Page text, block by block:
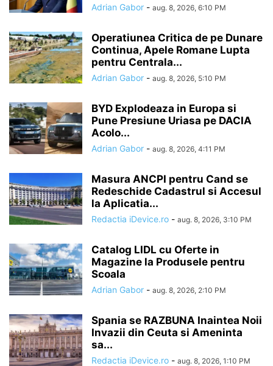
Adrian Gabor - aug. 8, 2026, 6:10 PM
Operatiunea Critica de pe Dunare
Continua, Apele Romane Lupta
pentru Centrala...
Adrian Gabor - aug. 8, 2026, 5:10 PM
BYD Explodeaza in Europa si
Pune Presiune Uriasa pe DACIA
Acolo...
Adrian Gabor - aug. 8, 2026, 4:11 PM
Masura ANCPI pentru Cand se
Redeschide Cadastrul si Accesul
la Aplicatia...
Redactia iDevice.ro - aug. 8, 2026, 3:10 PM
Catalog LIDL cu Oferte in
Magazine la Produsele pentru
Scoala
Adrian Gabor - aug. 8, 2026, 2:10 PM
Spania se RAZBUNA Inaintea Noii
Invazii din Ceuta si Ameninta
sa...
Redactia iDevice.ro - aug. 8, 2026, 1:10 PM